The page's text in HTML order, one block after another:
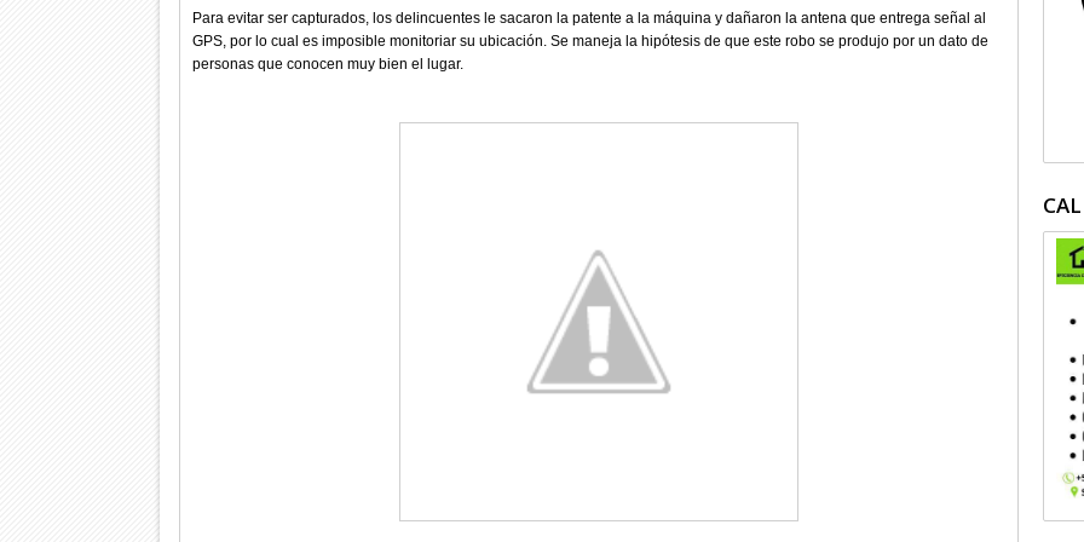
Para evitar ser capturados, los delincuentes le sacaron la patente a la máquina y dañaron la antena que entrega señal al
GPS, por lo cual es imposible monitoriar su ubicación. Se maneja la hipótesis de que este robo se produjo por un dato de
personas que conocen muy bien el lugar.